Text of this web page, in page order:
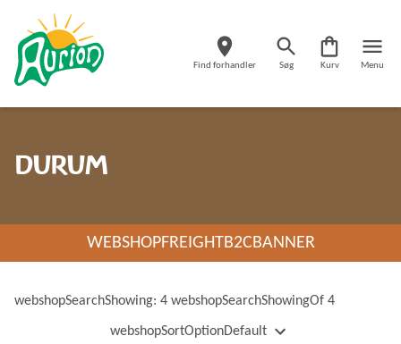
Find forhandler Søg Kurv Menu
DURUM
WEBSHOPFREIGHTB2CBANNER
webshopSearchShowing: 4 webshopSearchShowingOf 4
webshopSortOptionDefault